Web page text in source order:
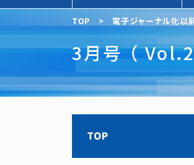
TOP > 電子ジャーナル化以
3月号 （